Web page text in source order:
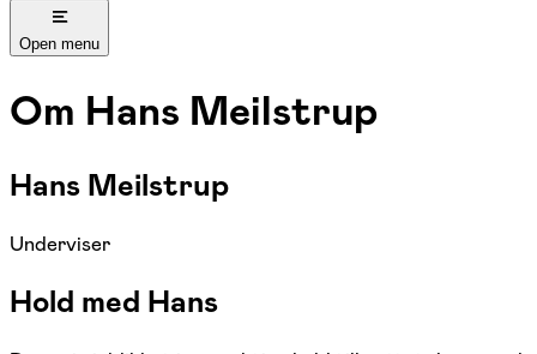
Open menu
Om Hans Meilstrup
Hans Meilstrup
Underviser
Hold med Hans